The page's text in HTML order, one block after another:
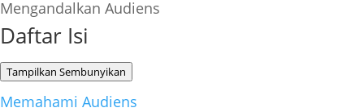
Daftar Isi
Tampilkan Sembunyikan
Memahami Audiens